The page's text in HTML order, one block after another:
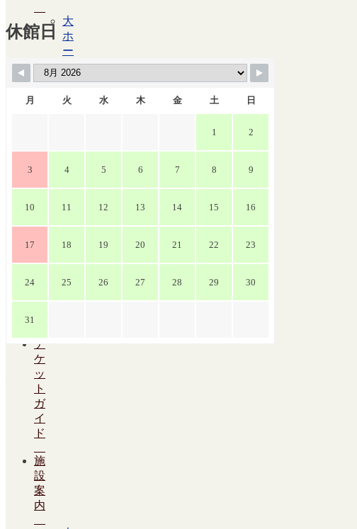
大
ホ
ー
ル
ス
ケ
ル
議
室
ス
ュ
ー
チ
ケ
ッ
ト
ガ
イ
ド
施
設
案
内
休館日
月 火 水 木 金 土 日
1 2
3 4 5 6 7 8 9
10 11 12 13 14 15 16
17 18 19 20 21 22 23
24 25 26 27 28 29 30
31
大ホールのイベント
今後のイベントはありません。
Facebook